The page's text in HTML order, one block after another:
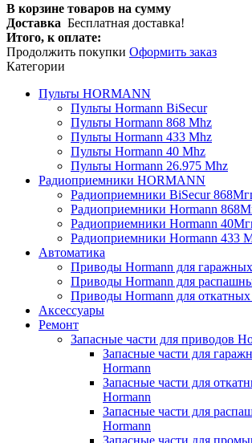
В корзине товаров на сумму
Доставка Бесплатная доставка!
Итого, к оплате:
Продолжить покупки Оформить заказ
Категории
Пульты HORMANN
Пульты Hormann BiSecur
Пульты Hormann 868 Mhz
Пульты Hormann 433 Mhz
Пульты Hormann 40 Mhz
Пульты Hormann 26.975 Mhz
Радиоприемники HORMANN
Радиоприемники BiSecur
Радиоприемники Hormann
Радиоприемники Hormann
Радиоприемники Hormann 433
Автоматика
Приводы Hormann для
Приводы Hormann для
Приводы Hormann для откатных
Аксессуары
Ремонт
Запасные части для приводов
Запасные части для
Hormann
Запасные части для
Hormann
Запасные части для
Hormann
Запасные части для